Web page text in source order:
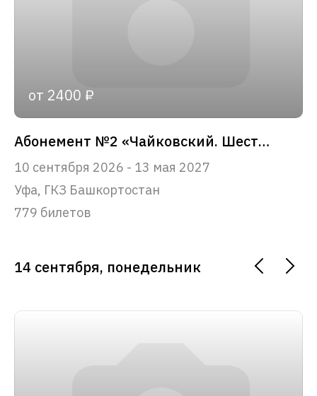
от 2400 ₽
Абонемент №2 «Чайковский. Шесть вечеров»
10 сентября 2026 - 13 мая 2027
Уфа, ГКЗ Башкортостан
779 билетов
14 сентября, понедельник